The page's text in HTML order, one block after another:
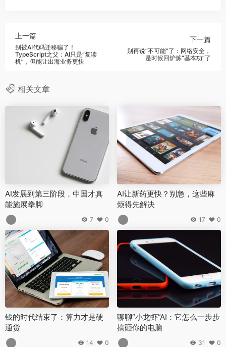
上一篇
别被AI代码迁移骗了！
TypeScript之父：AI只是“复读
机”，但能让出海业务更快
下一篇
别再说“不可能”了：网络安全，
是时候回炉炼“基本功”了
相关文章
AI发展到第三阶段，中国才真
能施展拳脚
7 0
AI让新药更快？别急，这些麻
烦得先解决
17 0
钱的时代结束了：算力才是硬
通货
14 0
聊聊“小龙虾”AI：它怎么一步步
搞砸你的电脑
31 0